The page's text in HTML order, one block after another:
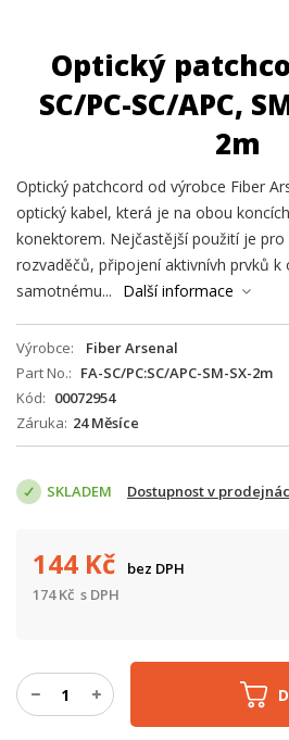
Optický
SC/PC-SC/APC,
2m
Optický patchcord od výrobce Fiber
optický kabel, která je na obou
konektorem. Nejčastější použití je
rozvaděčů, připojení aktivnívh prvků k
samotnému...
Další informace
Výrobce
Fiber Arsenal
Part No.
FA-SC/PC:SC/APC-SM-SX-2m
Kód
00072954
Záruka 24 Měsíce
SKLADEM Dostupnost v
144 Kč
bez DPH
174Kč s DPH